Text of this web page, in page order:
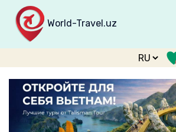
World-Travel.uz
Главная
Направления
Туры
Тур. фирмы